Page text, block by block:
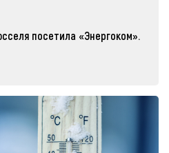
посетила «Энергоком».